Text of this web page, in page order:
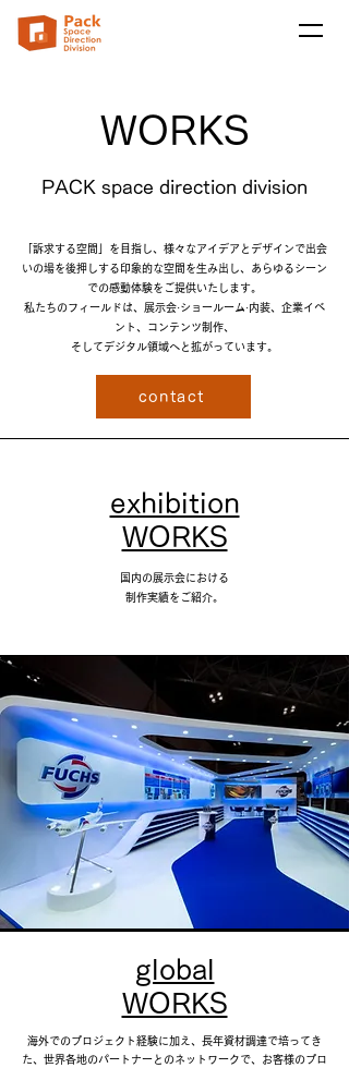
WORKS
PACK space direction division
「訴求する空間」を目指し、様々なアイデアとデザインで出会
いの場を後押しする印象的な空間を生み出し、あらゆるシーン
での感動体験をご提供いたします。
私たちのフィールドは、展示会·ショールーム·内装、企業イベ
ント、コンテンツ制作、
そしてデジタル領域へと拡がっています。
contact
exhibition
WORKS
国内の展示会における
​制作実績をご紹介。
global
WORKS
海外でのプロジェクト経験に加え、長年資材調達で培ってき
た、世界各地のパートナーとのネットワークで、お客様のプロ